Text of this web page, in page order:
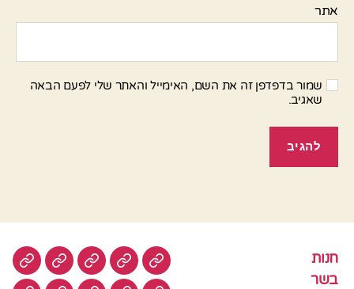
אתר
שמור בדפדפן זה את השם, האימייל והאתר שלי לפעם הבאה
שאגיב.
חנות
בשר
חנות בשר טבעוניסלטים